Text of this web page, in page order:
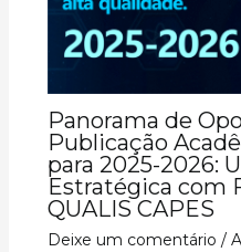
Panorama de
Publicação
para 2025-2026:
Estratégica com
QUALIS CAPES
Deixe um comentário /